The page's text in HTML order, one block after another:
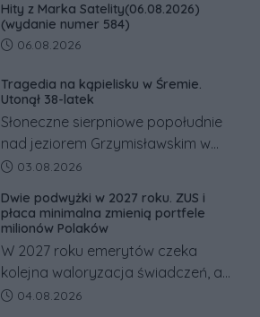
Hity z Marka Satelity(06.08.2026)
(wydanie numer 584)
Data dodania artykułu:
06.08.2026
Tragedia na kąpielisku w Śremie.
Utonął 38-latek
Słoneczne sierpniowe popołudnie
nad jeziorem Grzymisławskim w
powiecie śremskim zakończyło się
odwrócić nawet natychmiastowe
działania służb ratunkowych.
Data dodania artykułu:
03.08.2026
Dwie podwyżki w 2027 roku. ZUS i
płaca minimalna zmienią portfele
milionów Polaków
W 2027 roku emerytów czeka
kolejna waloryzacja świadczeń, a
pracowników podwyżka płacy
Data dodania artykułu:
04.08.2026